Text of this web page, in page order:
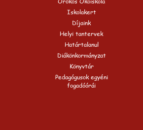
Iskolakert
Díjaink
Helyi tantervek
Határtalanul
Diákönkormányzat
Könyvtár
Pedagógusok egyéni
fogadóórái